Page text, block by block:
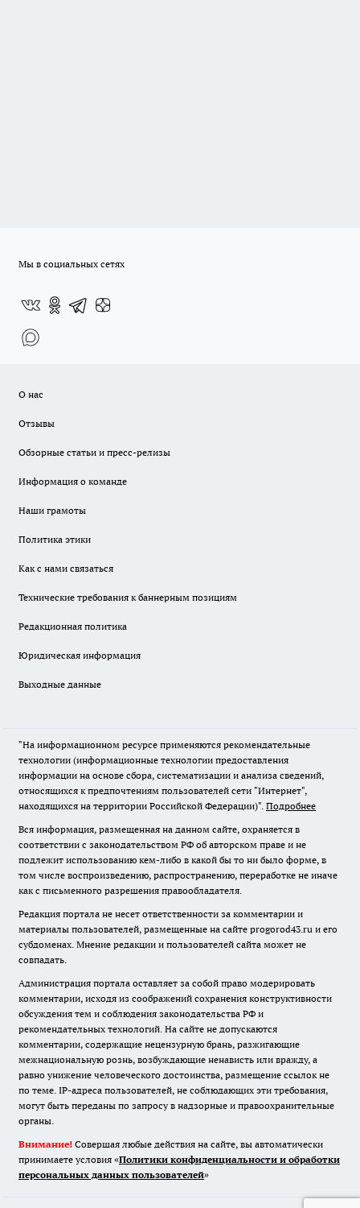
Мы в социальных сетях
О нас
Отзывы
Обзорные статьи и пресс-релизы
Информация о команде
Наши грамоты
Политика этики
Как с нами связаться
Технические требования к баннерным позициям
Редакционная политика
Юридическая информация
Выходные данные
"На информационном ресурсе применяются рекомендательные
технологии (информационные технологии предоставления
информации на основе сбора, систематизации и анализа сведений,
относящихся к предпочтениям пользователей сети "Интернет",
находящихся на территории Российской Федерации)". Подробнее
Вся информация, размещенная на данном сайте, охраняется в
соответствии с законодательством РФ об авторском праве и не
подлежит использованию кем-либо в какой бы то ни было форме, в
том числе воспроизведению, распространению, переработке не иначе
как с письменного разрешения правообладателя.
Редакция портала не несет ответственности за комментарии и
материалы пользователей, размещенные на сайте progorod43.ru и его
субдоменах. Мнение редакции и пользователей сайта может не
совпадать.
Администрация портала оставляет за собой право модерировать
комментарии, исходя из соображений сохранения конструктивности
обсуждения тем и соблюдения законодательства РФ и
рекомендательных технологий. На сайте не допускаются
комментарии, содержащие нецензурную брань, разжигающие
межнациональную рознь, возбуждающие ненависть или вражду, а
равно унижение человеческого достоинства, размещение ссылок не
по теме. IP-адреса пользователей, не соблюдающих эти требования,
могут быть переданы по запросу в надзорные и правоохранительные
органы.
Внимание! Совершая любые действия на сайте, вы автоматически
принимаете условия «Политики конфиденциальности и обработки
персональных данных пользователей»